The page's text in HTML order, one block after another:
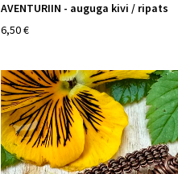
AVENTURIIN - auguga kivi / ripats
6,50 €